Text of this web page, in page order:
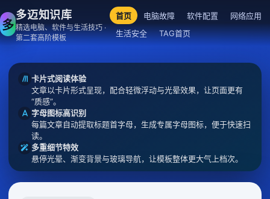
多
多迈知识库
精选电脑、软件与生活技巧 ·
第二套高阶模板
首页 电脑故障 软件配置
网络应用
生活安全
TAG首页
卡片式阅读体验
文章以卡片形式呈现，配合轻微浮动与光晕效果，让页面更有
“质感”。
字母图标高识别
每篇文章自动提取标题首字母，生成专属字母图标，便于快速扫
读。
多重细节特效
悬停光晕、渐变背景与玻璃导航，让模板整体更大气上档次。